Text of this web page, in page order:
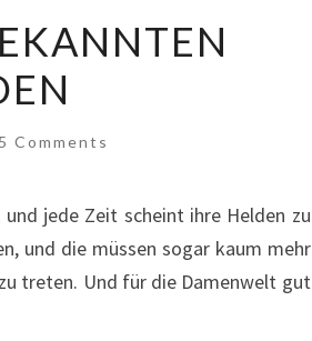
Comments
5 Comments
jede Zeit scheint ihre Helden zu
und die müssen sogar kaum mehr
treten. Und für die Damenwelt gut